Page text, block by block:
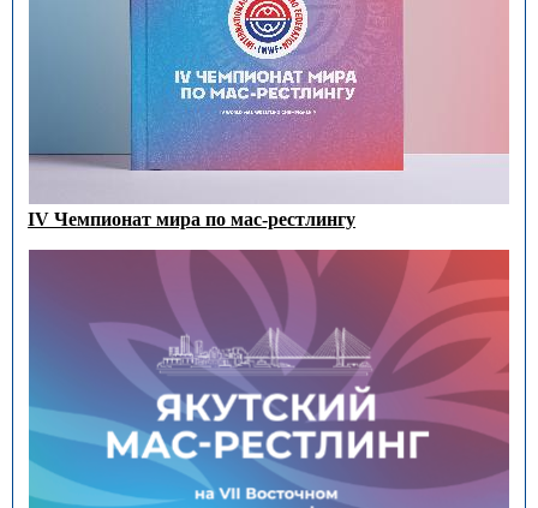
IV Чемпионат мира по мас-рестлингу